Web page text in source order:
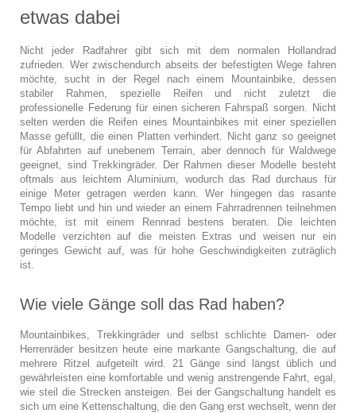
etwas dabei
Nicht jeder Radfahrer gibt sich mit dem normalen Hollandrad
zufrieden. Wer zwischendurch abseits der befestigten Wege fahren
möchte, sucht in der Regel nach einem Mountainbike, dessen
stabiler Rahmen, spezielle Reifen und nicht zuletzt die
professionelle Federung für einen sicheren Fahrspaß sorgen. Nicht
selten werden die Reifen eines Mountainbikes mit einer speziellen
Masse gefüllt, die einen Platten verhindert. Nicht ganz so geeignet
für Abfahrten auf unebenem Terrain, aber dennoch für Waldwege
geeignet, sind Trekkingräder. Der Rahmen dieser Modelle besteht
oftmals aus leichtem Aluminium, wodurch das Rad durchaus für
einige Meter getragen werden kann. Wer hingegen das rasante
Tempo liebt und hin und wieder an einem Fahrradrennen teilnehmen
möchte, ist mit einem Rennrad bestens beraten. Die leichten
Modelle verzichten auf die meisten Extras und weisen nur ein
geringes Gewicht auf, was für hohe Geschwindigkeiten zuträglich
ist.
Wie viele Gänge soll das Rad haben?
Mountainbikes, Trekkingräder und selbst schlichte Damen- oder
Herrenräder besitzen heute eine markante Gangschaltung, die auf
mehrere Ritzel aufgeteilt wird. 21 Gänge sind längst üblich und
gewährleisten eine komfortable und wenig anstrengende Fahrt, egal,
wie steil die Strecken ansteigen. Bei der Gangschaltung handelt es
sich um eine Kettenschaltung, die den Gang erst wechselt, wenn der